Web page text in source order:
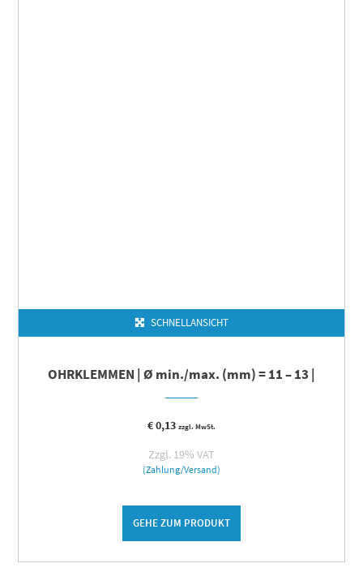
SCHNELLANSICHT
OHRKLEMMEN | Ø min./max. (mm) = 11 – 13 |
€0,13 zzgl. MwSt.
Zzgl. 19% VAT
(Zahlung/Versand)
GEHE ZUM PRODUKT